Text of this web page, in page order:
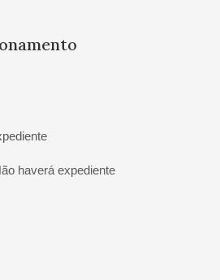
haverá expediente